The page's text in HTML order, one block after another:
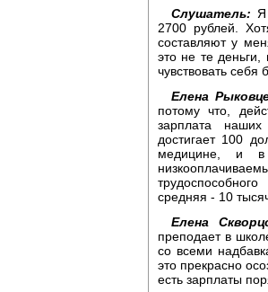
Слушатель:
2700 рублей.
составляют у
это не те деньги,
чувствовать
Елена
потому что,
зарплата наших
достигает 100
медицине, и в
средняя - 10
Елена
преподает в
со всеми
это прекрасно
есть зарплаты